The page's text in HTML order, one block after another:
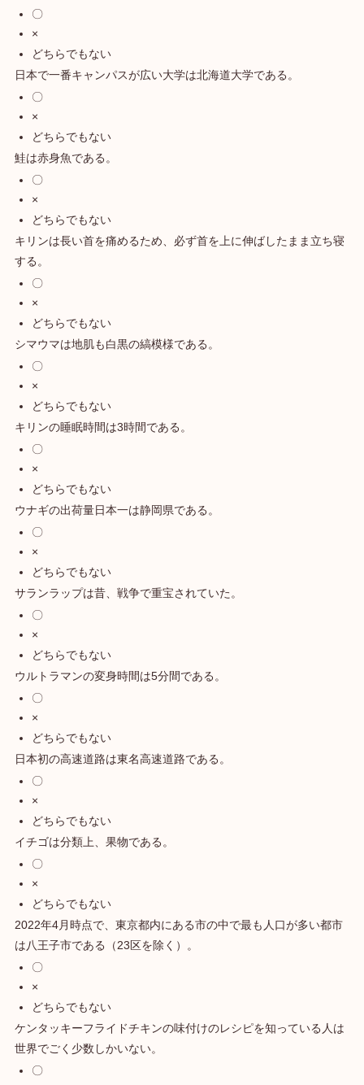
〇
×
どちらでもない
日本で一番キャンパスが広い大学は北海道大学である。
〇
×
どちらでもない
鮭は赤身魚である。
〇
×
どちらでもない
キリンは長い首を痛めるため、必ず首を上に伸ばしたまま立ち寝
する。
〇
×
どちらでもない
シマウマは地肌も白黒の縞模様である。
〇
×
どちらでもない
キリンの睡眠時間は3時間である。
〇
×
どちらでもない
ウナギの出荷量日本一は静岡県である。
〇
×
どちらでもない
サランラップは昔、戦争で重宝されていた。
〇
×
どちらでもない
ウルトラマンの変身時間は5分間である。
〇
×
どちらでもない
日本初の高速道路は東名高速道路である。
〇
×
どちらでもない
イチゴは分類上、果物である。
〇
×
どちらでもない
2022年4月時点で、東京都内にある市の中で最も人口が多い都市
は八王子市である（23区を除く）。
〇
×
どちらでもない
ケンタッキーフライドチキンの味付けのレシピを知っている人は
世界でごく少数しかいない。
〇